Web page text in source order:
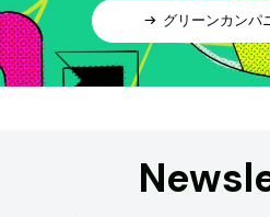
グリーンカンパ